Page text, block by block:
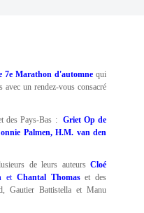
7e Marathon d'automne qui
avec un rendez-vous consacré
des Pays-Bas : Griet Op de
Palmen, H.M. van den
de leurs auteursCloé
et Chantal Thomaset des
Gautier Battistella et Manu